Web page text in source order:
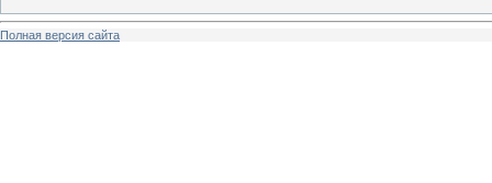
Полная версия сайта